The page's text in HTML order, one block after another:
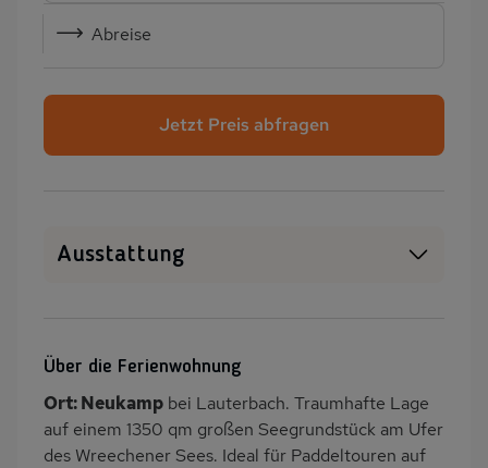
Abreise
Jetzt Preis abfragen
Ausstattung
Wäschetrockner
Terrasse
PKW-Parkplatz
Reetdach
Dusche/WC
Über die Ferienwohnung
Ort: Neukamp bei Lauterbach. Traumhafte Lage
auf einem 1350 qm großen Seegrundstück am Ufer
des Wreechener Sees. Ideal für Paddeltouren auf